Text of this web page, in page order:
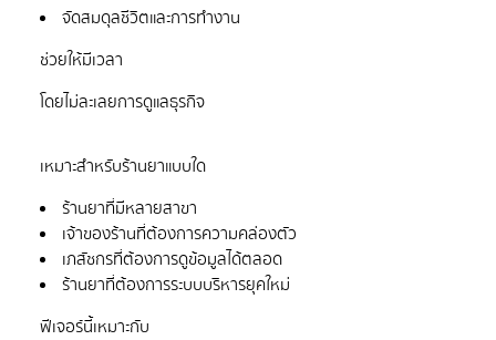
จัดสมดุลชีวิตและการทำงาน
โดยไม่ละเลยการดูแลธุรกิจ
เหมาะสำหรับร้านยาแบบใด
ร้านยาที่มีหลายสาขา
เจ้าของร้านที่ต้องการความคล่องตัว
เภสัชกรที่ต้องการดูข้อมูลได้ตลอด
ร้านยาที่ต้องการระบบบริหารยุคใหม่